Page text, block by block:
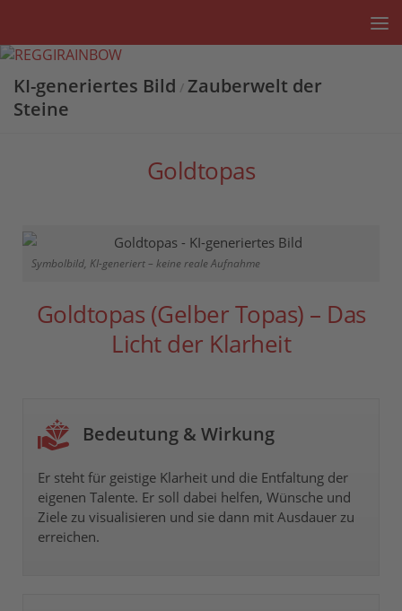
KI-generiertes Bild / Zauberwelt der
Steine
Goldtopas
Symbolbild, KI-generiert – keine reale Aufnahme
Goldtopas (Gelber Topas) – Das
Licht der Klarheit
Bedeutung & Wirkung
Er steht für geistige Klarheit und die Entfaltung der
eigenen Talente. Er soll dabei helfen, Wünsche und
Ziele zu visualisieren und sie dann mit Ausdauer zu
erreichen.